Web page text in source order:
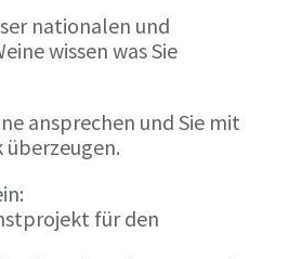
nationalen und
wissen was Sie
ansprechen und Sie mit
überzeugen.
für den